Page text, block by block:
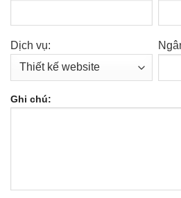
Dịch vụ:
Ghi chú: